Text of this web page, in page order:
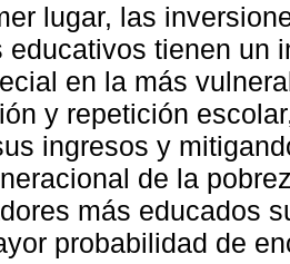
lugar, las
educativos tienen un
en la más
y repetición
ingresos y
de la
más educados
probabilidad de